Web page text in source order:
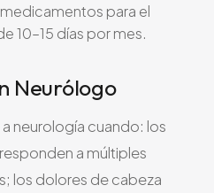
para el
10–15 días por mes.
Neurólogo
neurología cuando: los
a múltiples
los dolores de cabeza